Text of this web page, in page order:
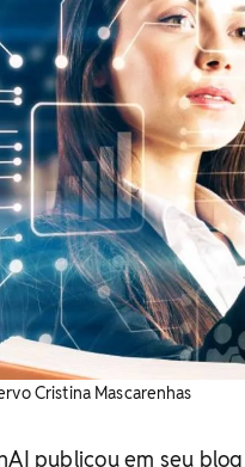
Cristina Mascarenhas
publicou em seu